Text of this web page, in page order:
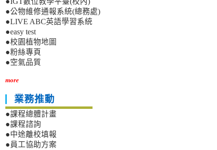
●公物維修通報系統(總務處)
●LIVE ABC英語學習系統
●easy test
●校園植物地圖
●粉絲專頁
●空氣品質
more
業務推動
●課程總體計畫
●課程諮詢
●中途離校填報
●員工協助方案